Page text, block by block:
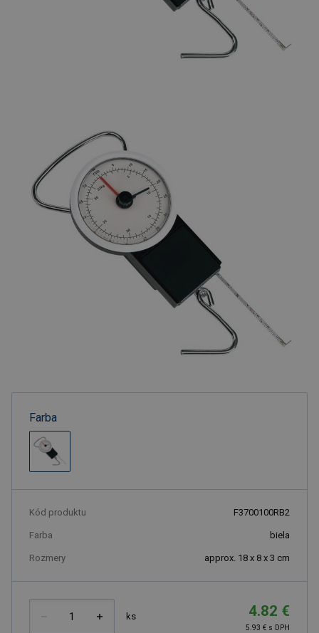
Farba
Kód produktu F3700100RB2
Farba biela
Rozmery approx. 18 x 8 x 3 cm
ks 4.82 €
5.93 € s DPH